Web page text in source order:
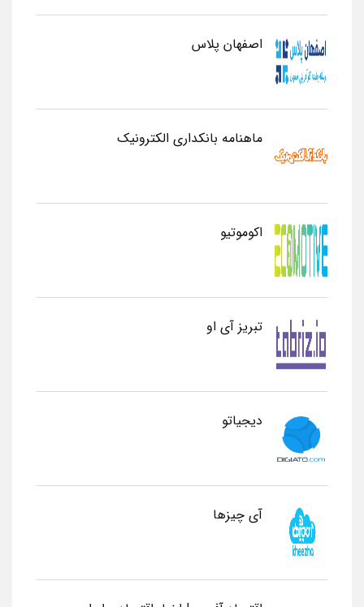
اصفهان پلاس
ماهنامه بانکداری الکترونیک
اکوموتیو
تبریز آی او
دیجیاتو
آی چیزها